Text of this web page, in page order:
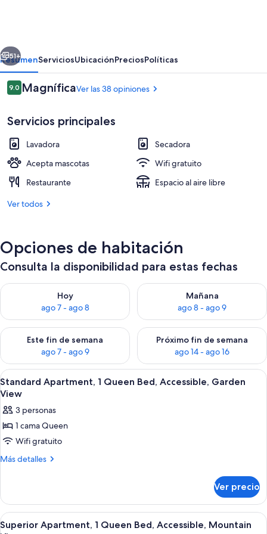
Recepción
Siguiente
51+
ResumenServiciosUbicaciónPreciosPolíticas
Opiniones
9.09.0 de 10,
MagníficaVer las 38 opiniones
Servicios principales
Lavadora
Secadora
Acepta mascotas
Wifi gratuito
Restaurante
Espacio al aire libre
Ver todos
Opciones de habitación
Consulta la disponibilidad para estas fechas
Hoy
ago 7 - ago 8
Consulta la disponibilidad para hoy ago 7 - ago 8
Mañana
ago 8 - ago 9
Consulta la disponibilidad
Este fin de semana
ago 7 - ago 9
Consulta la disponibilidad para este fin de semana ago 7 -
Próximo fin de semana
ago 14 - ago 16
Consulta la disponibilidad
Abrir
todas
las
fotos
de
Standard
Apartment,
Bed,
Accessible,
Garden
Un dormitorio con cama, mesita de
5
Standard Apartment, 1 Queen Bed, Accessible, Garden
View
3 personas
1 cama Queen
Wifi gratuito
Más detalles
Más
Apartment,
Queen
Ver precio
Abrir
Una habitación de hotel moderna
5
Superior Apartment, 1 Queen Bed, Accessible, Mountain